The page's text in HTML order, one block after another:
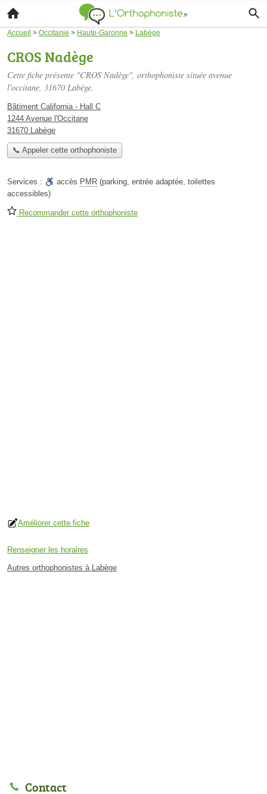
Accueil > Occitanie > Haute-Garonne > Labège
CROS Nadège
Cette fiche présente "CROS Nadège", orthophoniste située avenue
l'occitane, 31670 Labège.
Bâtiment California - Hall C
1244 Avenue l'Occitane
31670 Labège
📞 Appeler cette orthophoniste
Services : accès PMR (parking, entrée adaptée, toilettes
accessibles)
Recommander cette orthophoniste
Améliorer cette fiche
Renseigner les horaires
Autres orthophonistes à Labège
Contact